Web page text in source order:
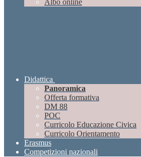
Albo online
Didattica
Panoramica
Offerta formativa
DM 88
POC
Curricolo Educazione Civica
Curricolo Orientamento
Erasmus
Competizioni nazionali